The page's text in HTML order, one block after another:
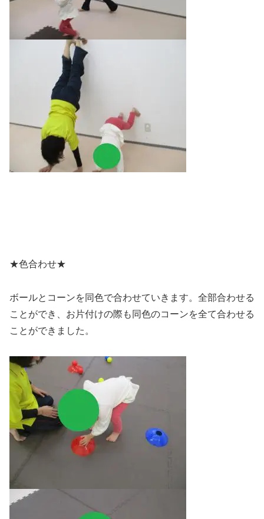
★色合わせ★
ボールとコーンを同色で合わせていきます。全部合わせる
ことができ、お片付けの際も同色のコーンを全て合わせる
ことができました。